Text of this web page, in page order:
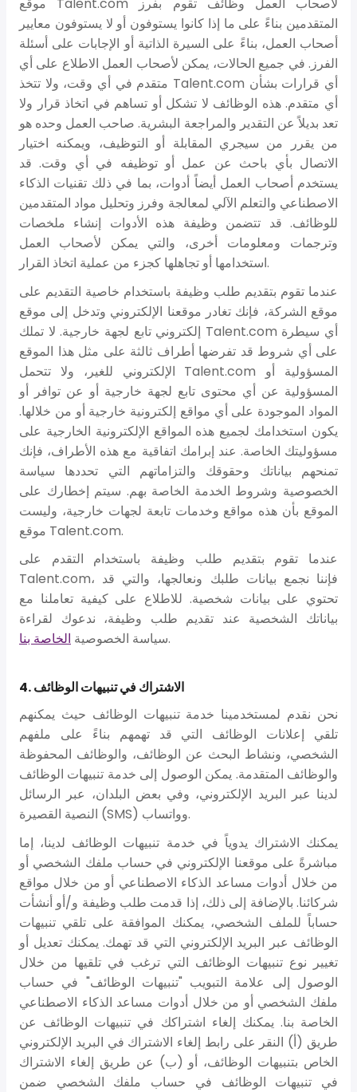
موقع Talent.com لأصحاب العمل وظائف تقوم بفرز
المتقدمين بناءً على ما إذا كانوا يستوفون أو لا يستوفون معايير
أصحاب العمل، بناءً على السيرة الذاتية أو الإجابات على أسئلة
الفرز. في جميع الحالات، يمكن لأصحاب العمل الاطلاع على أي
متقدم في أي وقت، ولا تتخذ Talent.com أي قرارات بشأن
أي متقدم. هذه الوظائف لا تشكل أو تساهم في اتخاذ قرار ولا
تعد بديلاً عن التقدير والمراجعة البشرية. صاحب العمل وحده هو
من يقرر من سيجري المقابلة أو التوظيف، ويمكنه اختيار
الاتصال بأي باحث عن عمل أو توظيفه في أي وقت. قد
يستخدم أصحاب العمل أيضاً أدوات، بما في ذلك تقنيات الذكاء
الاصطناعي والتعلم الآلي لمعالجة وفرز وتحليل مواد المتقدمين
للوظائف. قد تتضمن وظيفة هذه الأدوات إنشاء ملخصات
وترجمات ومعلومات أخرى، والتي يمكن لأصحاب العمل
استخدامها أو تجاهلها كجزء من عملية اتخاذ القرار.
عندما تقوم بتقديم طلب وظيفة باستخدام خاصية التقديم على
موقع الشركة، فإنك تغادر موقعنا الإلكتروني وتدخل إلى موقع
إلكتروني تابع لجهة خارجية. لا تملك Talent.com أي سيطرة
على أي شروط قد تفرضها أطراف ثالثة على مثل هذا الموقع
الإلكتروني للغير، ولا تتحمل Talent.com المسؤولية أو
المسؤولية عن أي محتوى تابع لجهة خارجية أو عن توافر أو
المواد الموجودة على أي مواقع إلكترونية خارجية أو من خلالها.
يكون استخدامك لجميع هذه المواقع الإلكترونية الخارجية على
مسؤوليتك الخاصة. عند إبرامك اتفاقية مع هذه الأطراف، فإنك
تمنحهم بياناتك وحقوقك والتزاماتهم التي تحددها سياسة
الخصوصية وشروط الخدمة الخاصة بهم. سيتم إخطارك على
الموقع بأن هذه مواقع وخدمات تابعة لجهات خارجية، وليست
موقع Talent.com.
عندما تقوم بتقديم طلب وظيفة باستخدام التقدم على
Talent.com، فإننا نجمع بيانات طلبك ونعالجها، والتي قد
تحتوي على بيانات شخصية. للاطلاع على كيفية تعاملنا مع
بياناتك الشخصية عند تقديم طلب وظيفة، ندعوك لقراءة
سياسة الخصوصية الخاصة بنا .
4. الاشتراك في تنبيهات الوظائف
نحن نقدم لمستخدمينا خدمة تنبيهات الوظائف حيث يمكنهم
تلقي إعلانات الوظائف التي قد تهمهم بناءً على ملفهم
الشخصي، ونشاط البحث عن الوظائف، والوظائف المحفوظة
والوظائف المتقدمة. يمكن الوصول إلى خدمة تنبيهات الوظائف
لدينا عبر البريد الإلكتروني، وفي بعض البلدان، عبر الرسائل
النصية القصيرة (SMS) وواتساب.
يمكنك الاشتراك يدوياً في خدمة تنبيهات الوظائف لدينا، إما
مباشرةً على موقعنا الإلكتروني في حساب ملفك الشخصي أو
من خلال أدوات مساعد الذكاء الاصطناعي أو من خلال مواقع
شركائنا. بالإضافة إلى ذلك، إذا قدمت طلب وظيفة و/أو أنشأت
حساباً للملف الشخصي، يمكنك الموافقة على تلقي تنبيهات
الوظائف عبر البريد الإلكتروني التي قد تهمك. يمكنك تعديل أو
تغيير نوع تنبيهات الوظائف التي ترغب في تلقيها من خلال
الوصول إلى علامة التبويب "تنبيهات الوظائف" في حساب
ملفك الشخصي أو من خلال أدوات مساعد الذكاء الاصطناعي
الخاصة بنا. يمكنك إلغاء اشتراكك في تنبيهات الوظائف عن
طريق (أ) النقر على رابط إلغاء الاشتراك في البريد الإلكتروني
الخاص بتنبيهات الوظائف، أو (ب) عن طريق إلغاء الاشتراك
في تنبيهات الوظائف في حساب ملفك الشخصي ضمن